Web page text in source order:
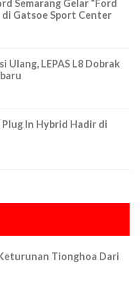
Semarang Gelar “Ford
Gatsoe Sport Center
Ulang, LEPAS L8 Dobrak
In Hybrid Hadir di
Tionghoa Dari